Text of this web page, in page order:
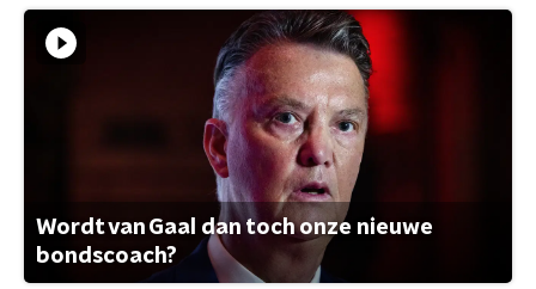
Wordt van Gaal dan toch onze nieuwe
bondscoach?